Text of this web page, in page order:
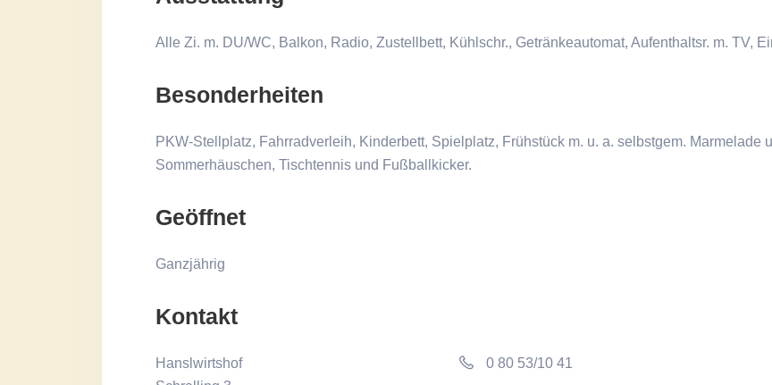
Alle Zi. m. DU/WC, Balkon, Radio, Zustellbett, Kühlschr., Getränkeautomat, Aufenthaltsr. m. TV,
Besonderheiten
PKW-Stellplatz, Fahrradverleih, Kinderbett, Spielplatz, Frühstück m. u. a. selbstgem. Marmelade
Sommerhäuschen, Tischtennis und Fußballkicker.
Geöffnet
Ganzjährig
Kontakt
Hanslwirtshof
0 80 53/10 41